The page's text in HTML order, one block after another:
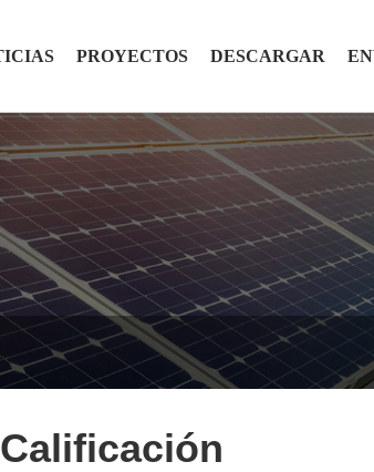
PROYECTOS DESCARGAR